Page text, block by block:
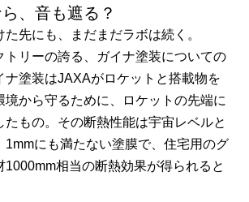
、音も遮る？
先にも、まだまだラボは続く。
トリーの誇る、ガイナ塗装についての
ナ塗装はJAXAがロケットと搭載物を
境から守るために、ロケットの先端に
たもの。その断熱性能は宇宙レベルと
1mmにも満たない塗膜で、住宅用のグ
1000mm相当の断熱効果が得られると